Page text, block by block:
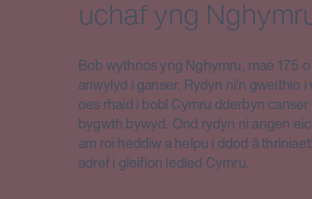
uchaf yng
Bob wythnos yng Nghymru, mae 175
anwylyd i ganser. Rydyn ni’n gweithio
oes rhaid i bobl Cymru dderbyn canser
bygwth bywyd. Ond rydyn ni angen
am roi heddiw a helpu i ddod â
adref i gleifion ledled Cymru.